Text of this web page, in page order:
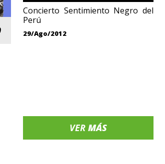
Concierto Sentimiento Negro del
Perú
29/Ago/2012
VER MÁS